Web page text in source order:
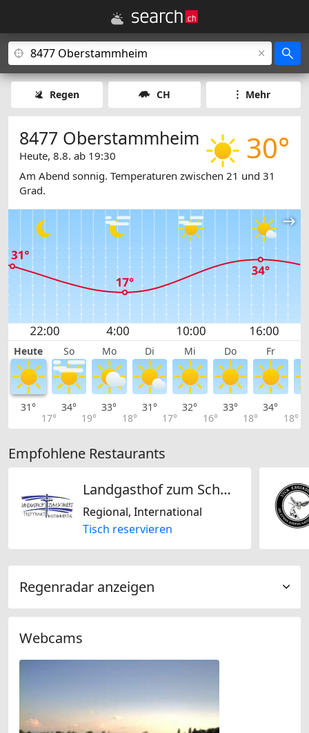
Regen CH Mehr
30°
8477 Oberstammheim
Heute, 8.8. ab 19:30
Am Abend sonnig. Temperaturen zwischen 21 und 31
Grad.
Heute So Mo Di Mi Do Fr
31°
17°
34°
19°
33°
18°
31°
17°
32°
16°
33°
18°
34°
18°
Empfohlene Restaurants
Landgasthof zum Schwert
Regional, International
Tisch reservieren
Regenradar anzeigen
Webcams